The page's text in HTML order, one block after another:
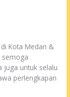
Kota Medan &
semoga
juga untuk selalu
perlengkapan